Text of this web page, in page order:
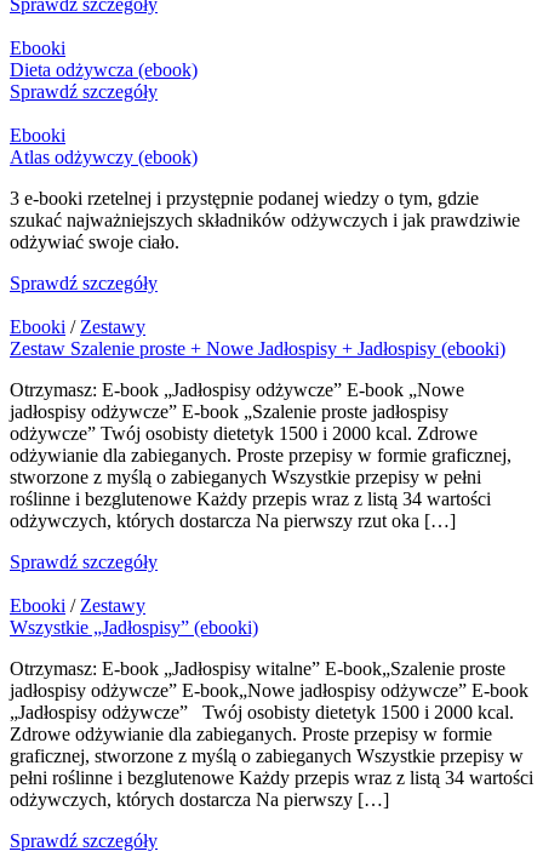
Ebooki
Dieta odżywcza (ebook)
Sprawdź szczegóły
Ebooki
Atlas odżywczy (ebook)
3 e-booki rzetelnej i przystępnie podanej wiedzy o tym, gdzie
szukać najważniejszych składników odżywczych i jak prawdziwie
odżywiać swoje ciało.
Sprawdź szczegóły
Ebooki / Zestawy
Zestaw Szalenie proste + Nowe Jadłospisy + Jadłospisy (ebooki)
Otrzymasz: E-book „Jadłospisy odżywcze” E-book „Nowe
jadłospisy odżywcze” E-book „Szalenie proste jadłospisy
odżywcze” Twój osobisty dietetyk 1500 i 2000 kcal. Zdrowe
odżywianie dla zabieganych. Proste przepisy w formie graficznej,
stworzone z myślą o zabieganych Wszystkie przepisy w pełni
roślinne i bezglutenowe Każdy przepis wraz z listą 34 wartości
odżywczych, których dostarcza Na pierwszy rzut oka […]
Sprawdź szczegóły
Ebooki / Zestawy
Wszystkie „Jadłospisy” (ebooki)
Otrzymasz: E-book „Jadłospisy witalne” E-book„Szalenie proste
jadłospisy odżywcze” E-book„Nowe jadłospisy odżywcze” E-book
„Jadłospisy odżywcze” Twój osobisty dietetyk 1500 i 2000 kcal.
Zdrowe odżywianie dla zabieganych. Proste przepisy w formie
graficznej, stworzone z myślą o zabieganych Wszystkie przepisy w
pełni roślinne i bezglutenowe Każdy przepis wraz z listą 34 wartości
odżywczych, których dostarcza Na pierwszy […]
Sprawdź szczegóły